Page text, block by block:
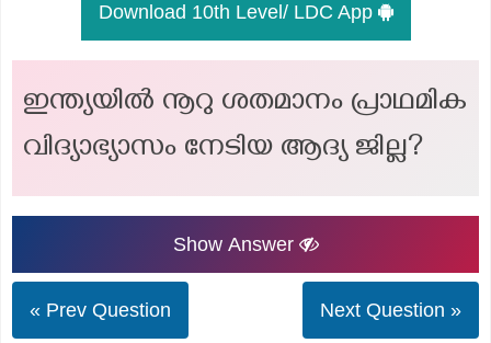
Download 10th Level/ LDC App
ഇന്ത്യയിൽ നൂറു ശതമാനം പ്രാഥമിക
വിദ്യാഭ്യാസം നേടിയ ആദ്യ ജില്ല?
Show Answer
« Prev Question Next Question »